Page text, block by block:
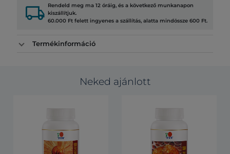
local_shipping Rendeld meg ma 12 óráig, és a következő munkanapon
kiszállítjuk.
60.000 Ft felett ingyenes a szállítás, alatta mindössze 600 Ft.
Termékinformáció
Neked ajánlott